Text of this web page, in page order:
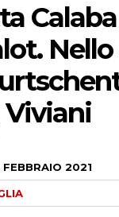
FEBBRAIO 2021